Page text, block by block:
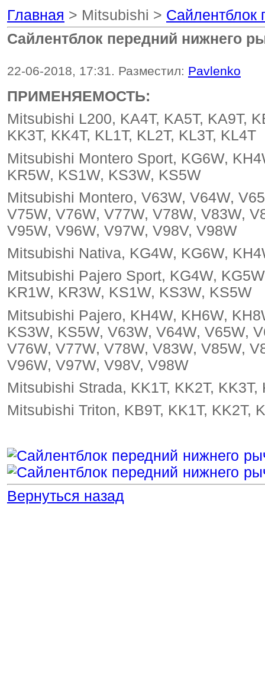
Главная > Mitsubishi > Сайлентблок
Сайлентблок передний нижнего
22-06-2018, 17:31. Разместил: Pavlenko
ПРИМЕНЯЕМОСТЬ:
Mitsubishi L200, KA4T, KA5T, KA9T,
KK3T, KK4T, KL1T, KL2T, KL3T, KL4T
Mitsubishi Montero Sport, KG6W,
KR5W, KS1W, KS3W, KS5W
Mitsubishi Montero, V63W, V64W,
V75W, V76W, V77W, V78W, V83W,
V95W, V96W, V97W, V98V, V98W
Mitsubishi Nativa, KG4W, KG6W,
Mitsubishi Pajero Sport, KG4W,
KR1W, KR3W, KS1W, KS3W, KS5W
Mitsubishi Pajero, KH4W, KH6W,
KS3W, KS5W, V63W, V64W, V65W,
V76W, V77W, V78W, V83W, V85W,
V96W, V97W, V98V, V98W
Mitsubishi Strada, KK1T, KK2T, KK3T,
Mitsubishi Triton, KB9T, KK1T, KK2T,
Вернуться назад